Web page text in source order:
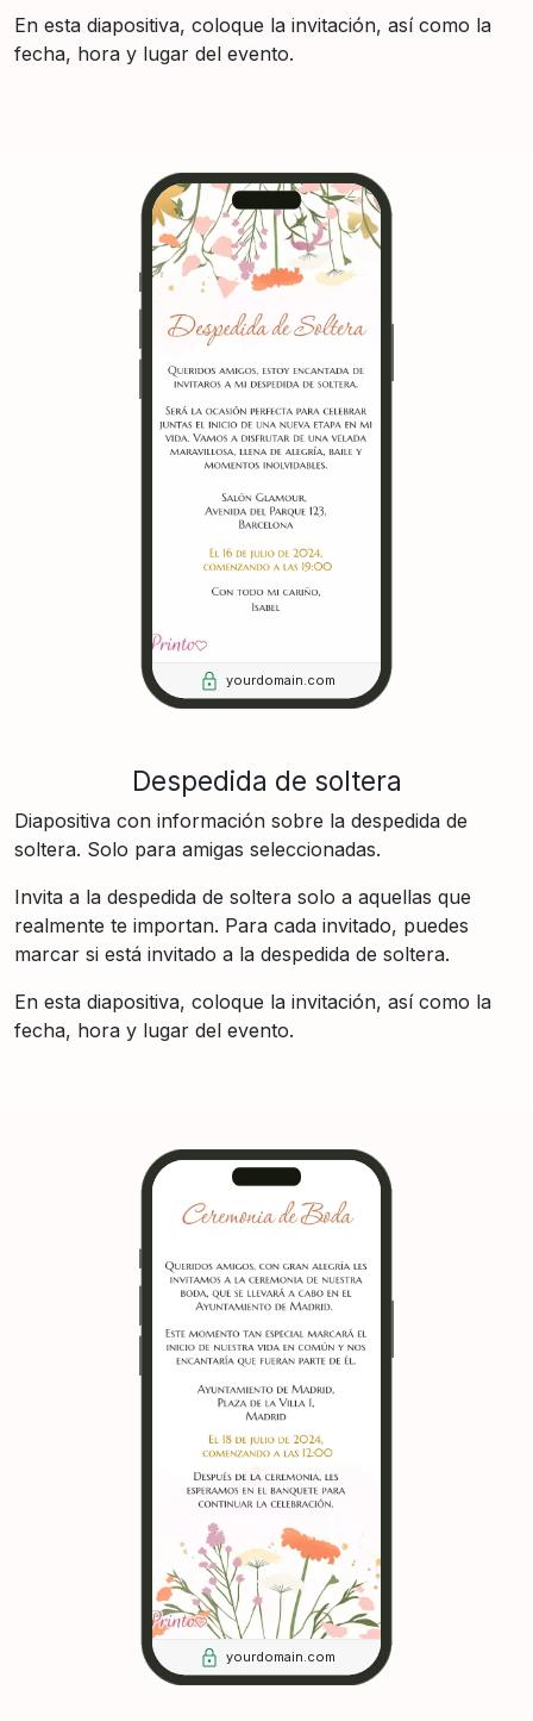
En esta diapositiva, coloque la invitación, así como la
fecha, hora y lugar del evento.
yourdomain.com
Despedida de soltera
Diapositiva con información sobre la despedida de
soltera. Solo para amigas seleccionadas.
Invita a la despedida de soltera solo a aquellas que
realmente te importan. Para cada invitado, puedes
marcar si está invitado a la despedida de soltera.
En esta diapositiva, coloque la invitación, así como la
fecha, hora y lugar del evento.
yourdomain.com